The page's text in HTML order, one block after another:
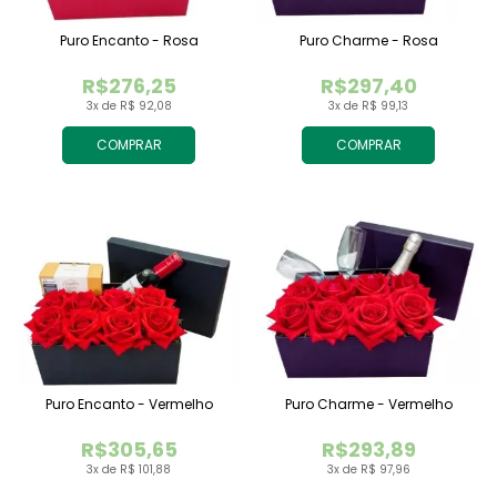
COMPRAR
3x de R$ 92,08
R$276,25
Puro Encanto - Rosa
COMPRAR
3x de R$ 99,13
R$297,40
Puro Charme - Rosa
3x de R$ 101,88
R$305,65
Puro Encanto - Vermelho
3x de R$ 97,96
R$293,89
Puro Charme - Vermelho